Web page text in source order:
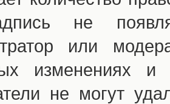
не
или
изменениях
не могут